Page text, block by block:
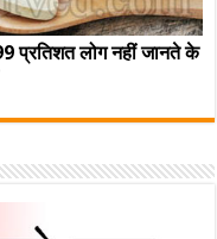
लोग नहीं जानते के